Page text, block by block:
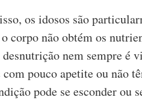
os idosos são
corpo não obtém os
desnutrição nem sempre é
com pouco apetite ou não
pode se esconder ou